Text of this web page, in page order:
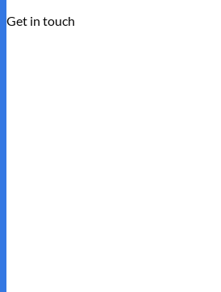
Get in touch